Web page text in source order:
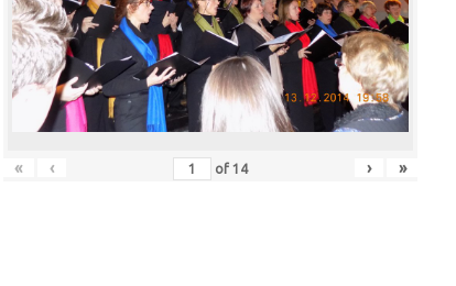
« ‹ of 14 › »